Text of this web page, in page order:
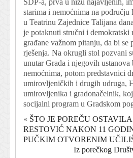
starima i nemoćnima na području
u Teatrinu Zajednice Talijana
je potaknuti stručni i demokratski
građane važnom pitanju, da bi se
rješenja. Na okrugli stol pozvani
unutar Grada i njegovih ustanova
nemoćnima, potom predstavnici
umirovljeničkih i drugih udruga,
umirovljenika i gradonačelnik,
socijalni program u Gradskom
« ŠTO JE POREČU
RESTOVIĆ NAKON 11
PUČKIM OTVORENIM
Iz porečkog